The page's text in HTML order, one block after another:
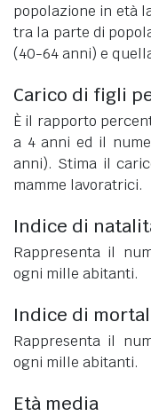
popolazione in età
tra la parte di
(40-64 anni) e
Carico di figli
È il rapporto
a 4 anni ed il
anni). Stima il
mamme lavoratrici.
Indice di
Rappresenta il
ogni mille abitanti.
Indice di
Rappresenta il
ogni mille abitanti.
Età media